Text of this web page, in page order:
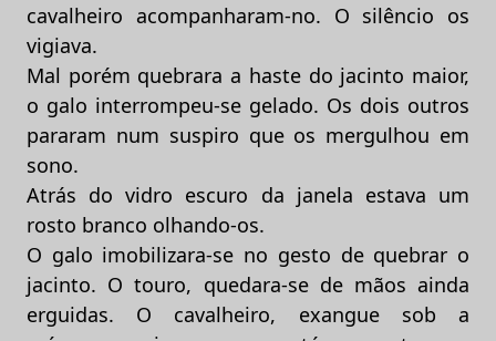
cavalheiro acompanharam-no. O silêncio os
vigiava.
Mal porém quebrara a haste do jacinto maior,
o galo interrompeu-se gelado. Os dois outros
pararam num suspiro que os mergulhou em
sono.
Atrás do vidro escuro da janela estava um
rosto branco olhando-os.
O galo imobilizara-se no gesto de quebrar o
jacinto. O touro, quedara-se de mãos ainda
erguidas. O cavalheiro, exangue sob a